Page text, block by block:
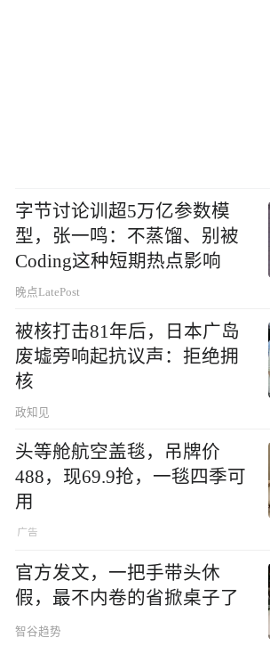
字节讨论训超5万亿参数模
型，张一鸣：不蒸馏、别被
Coding这种短期热点影响
晚点LatePost
被核打击81年后，日本广岛
废墟旁响起抗议声：拒绝拥
核
政知见
头等舱航空盖毯，吊牌价
488，现69.9抢，一毯四季可
用
官方发文，一把手带头休
假，最不内卷的省掀桌子了
智谷趋势